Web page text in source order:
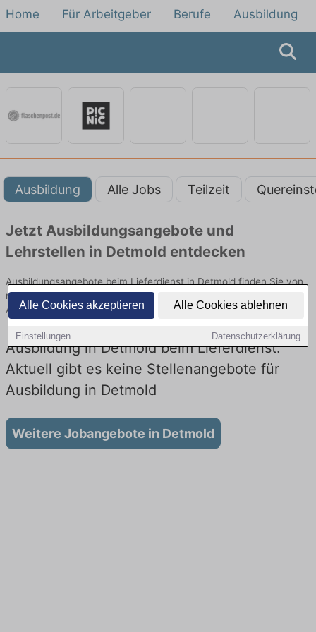
Alle Cookies akzeptieren Alle Cookies ablehnen
Einstellungen Datenschutzerklärung
Home Für Arbeitgeber Berufe Ausbildung
Ausbildung Alle Jobs Teilzeit
Jetzt Ausbildungsangebote und
Lehrstellen in Detmold entdecken
Ausbildungsangebote beim Lieferdienst in Detmold finden Sie von
namhaften Firmen. Entdecken Sie freie Optionen von Top-
Arbeitgebern und bewerben Sie sich noch heute.
Ausbildung in Detmold beim Lieferdienst:
Aktuell gibt es keine Stellenangebote für
Ausbildung in Detmold
Weitere Jobangebote in Detmold